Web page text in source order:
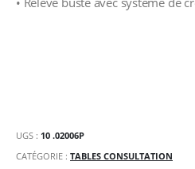
UGS : 10 .02006P
CATÉGORIE : TABLES CONSULTATION